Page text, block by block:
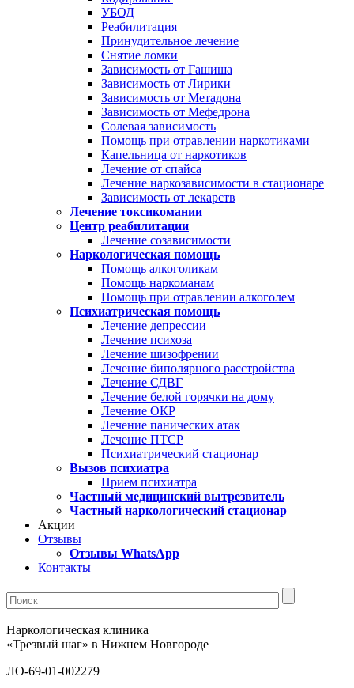
УБОД
Реабилитация
Принудительное лечение
Снятие ломки
Зависимость от Гашиша
Зависимость от Лирики
Зависимость от Метадона
Зависимость от Мефедрона
Солевая зависимость
Помощь при отравлении наркотиками
Капельница от наркотиков
Лечение от спайса
Лечение наркозависимости в стационаре
Зависимость от лекарств
Лечение токсикомании
Центр реабилитации
Лечение созависимости
Наркологическая помощь
Помощь алкоголикам
Помощь наркоманам
Помощь при отравлении алкоголем
Психиатрическая помощь
Лечение депрессии
Лечение психоза
Лечение шизофрении
Лечение биполярного расстройства
Лечение СДВГ
Лечение белой горячки на дому
Лечение ОКР
Лечение панических атак
Лечение ПТСР
Психиатрический стационар
Вызов психиатра
Прием психиатра
Частный медицинский вытрезвитель
Частный наркологический стационар
Акции
Отзывы
Отзывы WhatsApp
Контакты
Наркологическая клиника
«Трезвый шаг» в Нижнем Новгороде
ЛО-69-01-002279